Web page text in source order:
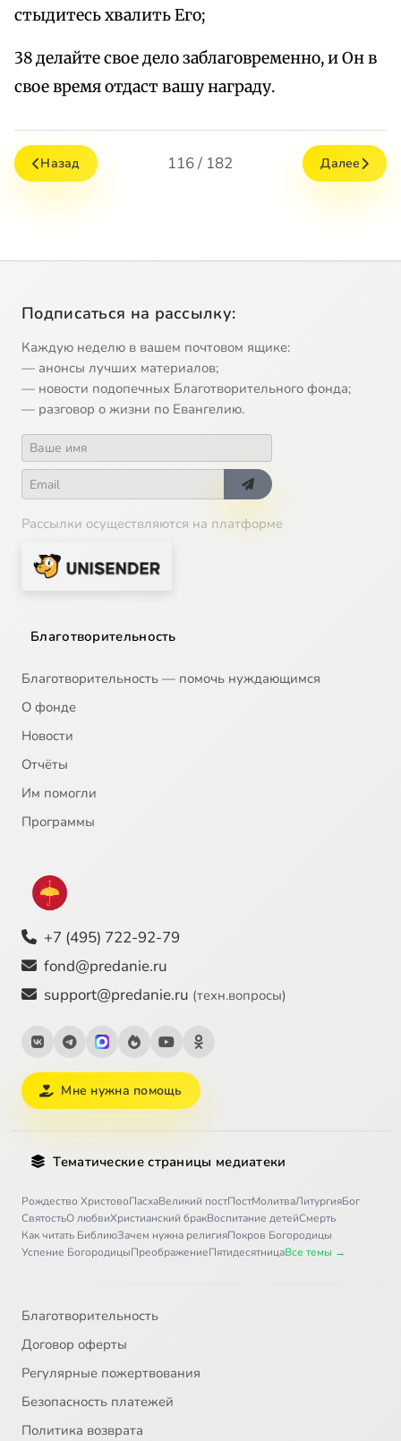
стыдитесь хвалить Его;
38 делайте свое дело заблаговременно, и Он в
свое время отдаст вашу награду.
Назад 116 / 182 Далее
Подписаться на рассылку:
Каждую неделю в вашем почтовом ящике:
— анонсы лучших материалов;
— новости подопечных Благотворительного фонда;
— разговор о жизни по Евангелию.
Рассылки осуществляются на платформе
Благотворительность
Благотворительность — помочь нуждающимся
О фонде
Новости
Отчёты
Им помогли
Программы
+7 (495) 722-92-79
fond@predanie.ru
support@predanie.ru (техн.вопросы)
Мне нужна помощь
Тематические страницы медиатеки
Рождество ХристовоПасхаВеликий постПостМолитваЛитургияБог
СвятостьО любвиХристианский бракВоспитание детейСмерть
Как читать БиблиюЗачем нужна религияПокров Богородицы
Успение БогородицыПреображениеПятидесятницаВсе темы →
Благотворительность
Договор оферты
Регулярные пожертвования
Безопасность платежей
Политика возврата